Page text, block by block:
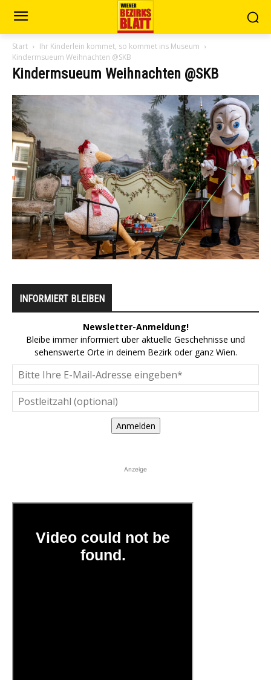
Start
Ihr Kinderlein kommet, so kommet ins Museum
Kindermsueum Weihnachten @SKB
Kindermsueum Weihnachten @SKB
INFORMIERT BLEIBEN
Newsletter-Anmeldung!
Bleibe immer informiert über aktuelle Geschehnisse und
sehenswerte Orte in deinem Bezirk oder ganz Wien.
Anmelden
Anzeige